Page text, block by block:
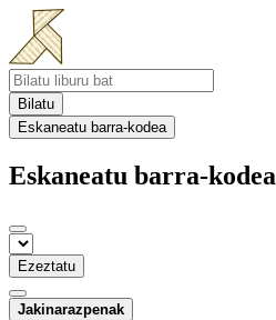
Bilatu
Eskaneatu barra-kodea
Eskaneatu barra-kodea
Ezeztatu
Jakinarazpenak